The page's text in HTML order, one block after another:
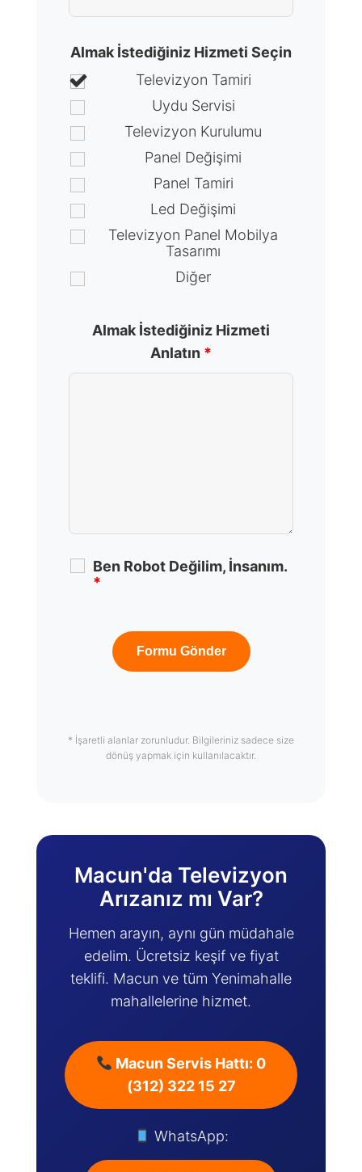
Almak İstediğiniz Hizmeti Seçin
Televizyon Tamiri
Uydu Servisi
Televizyon Kurulumu
Panel Değişimi
Panel Tamiri
Led Değişimi
Televizyon Panel Mobilya
Tasarımı
Diğer
Almak İstediğiniz Hizmeti
Anlatın *
Ben Robot Değilim, İnsanım.
*
* İşaretli alanlar zorunludur. Bilgileriniz sadece size
dönüş yapmak için kullanılacaktır.
Macun'da Televizyon
Arızanız mı Var?
Hemen arayın, aynı gün müdahale
edelim. Ücretsiz keşif ve fiyat
teklifi. Macun ve tüm Yenimahalle
mahallelerine hizmet.
Macun Servis Hattı: 0
(312) 322 15 27
WhatsApp: